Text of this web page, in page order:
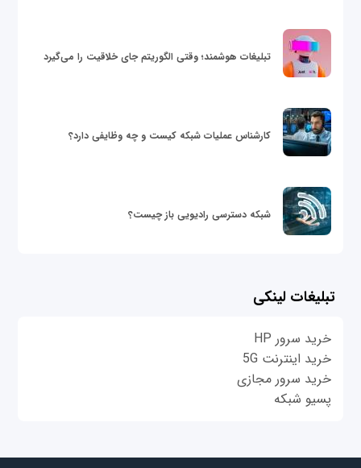
تبلیغات هوشمند؛ وقتی الگوریتم جای خلاقیت را می‌گیرد
کارشناس عملیات شبکه کیست و چه وظایفی دارد؟
شبکه دسترسی رادیویی باز چیست؟
تبلیغات لینکی
خرید سرور HP
خرید اینترنت 5G
خرید سرور مجازی
پسیو شبکه